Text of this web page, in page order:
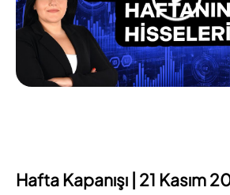
Hafta Kapanışı | 21 Kasım